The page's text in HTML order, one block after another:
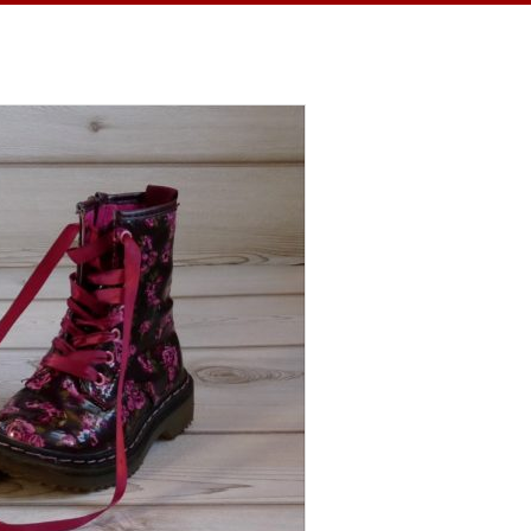
Jahr habe ich täglich eine Sache
verhalf mir zu einem dankbaren
Teil, ein kurzer Moment
Momente feiern…